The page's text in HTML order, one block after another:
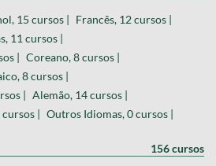
15 cursos | Francês, 12 cursos |
11 cursos |
| Coreano, 8 cursos |
8 cursos |
| Alemão, 14 cursos |
| Outros Idiomas, 0 cursos |
156 cursos